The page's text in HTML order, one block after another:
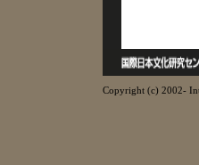
Copyright (c) 2002-